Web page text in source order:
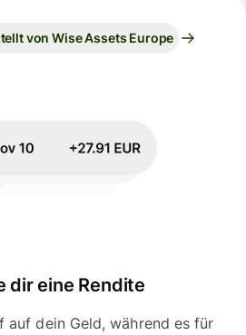
von Wise Assets Europe
dir eine Rendite
auf dein Geld, während es für